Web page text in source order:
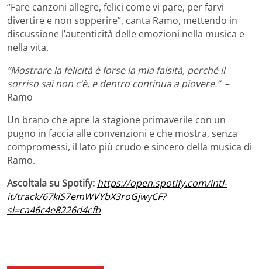
“Fare canzoni allegre, felici come vi pare, per farvi
divertire e non sopperire”, canta Ramo, mettendo in
discussione l’autenticità delle emozioni nella musica e
nella vita.
“Mostrare la felicità è forse la mia falsità, perché il
sorriso sai non c’è, e dentro continua a piovere.” –
Ramo
Un brano che apre la stagione primaverile con un
pugno in faccia alle convenzioni e che mostra, senza
compromessi, il lato più crudo e sincero della musica di
Ramo.
Ascoltala su Spotify: https://open.spotify.com/intl-
it/track/67kiS7emWVYbX3roGjwyCF?
si=ca46c4e8226d4cfb